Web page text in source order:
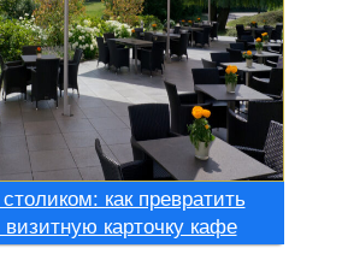
как превратить
визитную карточку кафе